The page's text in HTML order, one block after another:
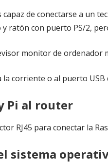
de conectarse a un
ratón con puerto PS/2,
monitor de ordenador
corriente o al puerto
Pi al router
RJ45 para conectar la
sistema